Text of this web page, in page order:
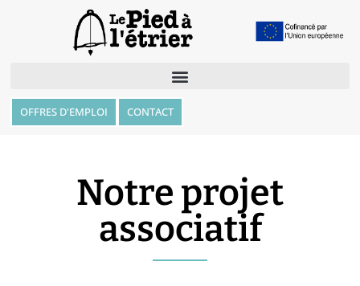
OFFRES D'EMPLOI CONTACT
Notre projet
associatif